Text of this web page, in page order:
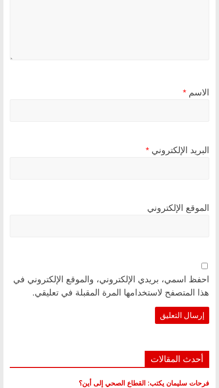
الاسم *
البريد الإلكتروني *
الموقع الإلكتروني
احفظ اسمي، بريدي الإلكتروني، والموقع الإلكتروني في
هذا المتصفح لاستخدامها المرة المقبلة في تعليقي.
أحدث المقالات
فرحات سليمان يكتب: القطاع الصحي إلى أين؟